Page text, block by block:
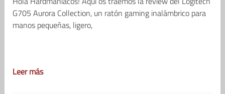
G705 Aurora Collection, un ratón gaming inalámbrico para
manos pequeñas, ligero,
Leer más